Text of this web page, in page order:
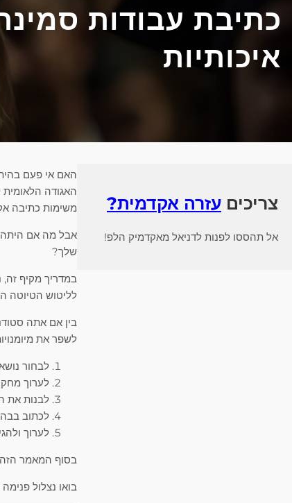
כתיבת עבודות
איכותיות
צריכים עזרה אקדמית?
אל תהססו לפנות לדניאל מאקדמיק הלפ!
האם אי פעם
משימות כתיבה
אבל מה אם היתה
שלך?
במדריך מקיף זה,
לליטוש הטיוטה
בין אם אתה
לשפר את
לבחור
לערוך
לבנות את
לכתוב
לערוך
בסוף המאמר
בואו נצלול